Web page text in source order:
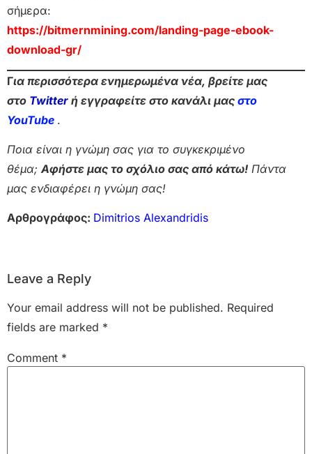
σήμερα:
https://bitmernmining.com/landing-page-ebook-
download-gr/
Για περισσότερα ενημερωμένα νέα, βρείτε μας
στο Twitter ή εγγραφείτε στο κανάλι μας στο
YouTube .
Ποια είναι η γνώμη σας για το συγκεκριμένο
θέμα; Αφήστε μας το σχόλιο σας από κάτω! Πάντα
μας ενδιαφέρει η γνώμη σας!
Αρθρογράφος: Dimitrios Alexandridis
Leave a Reply
Your email address will not be published. Required
fields are marked *
Comment *